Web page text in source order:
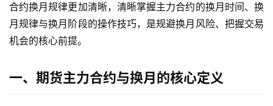
合约换月规律更加清晰，清晰掌握主力合约的换月时间、换
月规律与换月阶段的操作技巧，是规避换月风险、把握交易
机会的核心前提。
一、期货主力合约与换月的核心定义